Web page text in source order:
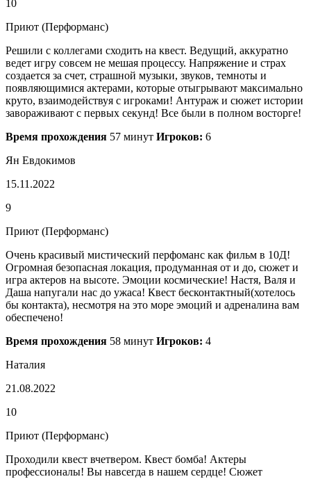
10
Приют (Перформанс)
Решили с коллегами сходить на квест. Ведущий, аккуратно
ведет игру совсем не мешая процессу. Напряжение и страх
создается за счет, страшной музыки, звуков, темноты и
появляющимися актерами, которые отыгрывают максимально
круто, взаимодействуя с игроками! Антураж и сюжет истории
завораживают с первых секунд! Все были в полном восторге!
Время прохождения 57 минут Игроков: 6
Ян Евдокимов
15.11.2022
9
Приют (Перформанс)
Очень красивый мистический перфоманс как фильм в 10Д!
Огромная безопасная локация, продуманная от и до, сюжет и
игра актеров на высоте. Эмоции космические! Настя, Валя и
Даша напугали нас до ужаса! Квест бесконтактный(хотелось
бы контакта), несмотря на это море эмоций и адреналина вам
обеспечено!
Время прохождения 58 минут Игроков: 4
Наталия
21.08.2022
10
Приют (Перформанс)
Проходили квест вчетвером. Квест бомба! Актеры
профессионалы! Вы навсегда в нашем сердце! Сюжет